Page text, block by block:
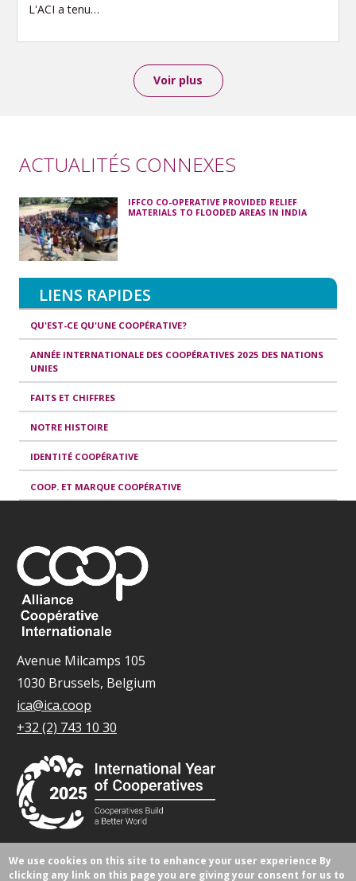
L'ACI a tenu…
Voir plus
ACTUALITÉS CONNEXES
IFFCO CO-OPERATIVE PROVIDED RELIEF
MATERIALS TO FLOODED AREAS IN INDIA
LIENS RAPIDES
QU'EST-CE QU'UNE COOPÉRATIVE?
ANNÉE INTERNATIONALE DES COOPÉRATIVES 2025 DES NATIONS
UNIES
FAITS ET CHIFFRES
NOTRE HISTOIRE
IDENTITÉ COOPÉRATIVE
COOP. ET MARQUE COOPÉRATIVE
Avenue Milcamps 105
1030 Brussels, Belgium
ica@ica.coop
+32 (2) 743 10 30
© Tous droits réservés 2026.
We use cookies on this site to enhance your user experience By
clicking any link on this page you are giving your consent for us to